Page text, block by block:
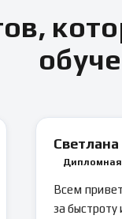
Светлана
Всем
за быстроту